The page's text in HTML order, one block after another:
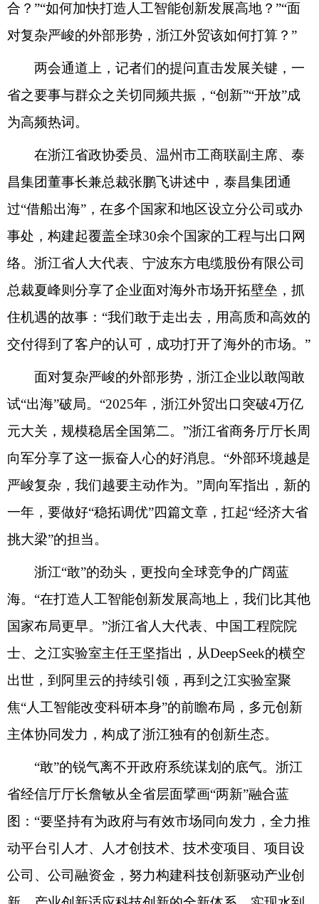
合？ ”“如何加快打造人工智能创新发展高地 ？ ”“面
对复杂严峻的外部形势，浙江外贸该如何打算？ ”
两会通道上，记者们的提问直击发展关键，一
省之要事与群众之关切同频共振， “创新”“开放”成
为高频热词。
在浙江省政协委员、温州市工商联副主席、泰
昌集团董事长兼总裁张鹏飞讲述中， 泰昌集团通
过“借船出海”，在多个国家和地区设立分公司或办
事处，构建起覆盖全球30余个国家的工程与出口网
络。 浙江省人大代表、宁波东方电缆股份有限公司
总裁夏峰则分享了企业面对海外市场开拓壁垒，抓
住机遇的故事： “我们敢于走出去， 用高质和高效的
交付得到了客户的认可 ，成功打开了海外的市场。 ”
面对复杂严峻的外部形势， 浙江企业以敢闯敢
试“出海”破局。“2025年，浙江外贸出口突破4万亿
元大关，规模稳居全国第二。”浙江省商务厅厅长周
向军分享了这一振奋人心的好消息。“外部环境越是
严峻复杂，我们越要主动作为。 ”周向军指出，新的
一年，要做好“稳拓调优”四篇文章 ， 扛起“经济大省
挑大梁”的担当。
浙江“敢”的劲头 ，更投向全球竞争的广阔蓝
海。 “在打造人工智能创新发展高地 上，我们比其他
国家布局更早。 ”浙江省人大代表、中国工程院院
士、之江实验室主任王坚指出 ， 从DeepSeek的横空
出世，到阿里云的持续引领，再到之江实验室聚
焦“人工智能改变科研本身”的前瞻布局，多元创新
主体协同发力，构成了浙江独有的创新生态。
“敢”的锐气离不开政府系统谋划的底气。 浙江
省经信厅厅长詹敏从全省层面擘画“两新”融合蓝
图 ： “要坚持有为政府与有效市场同向发力，全力推
动平台引人才、人才创技术、技术变项目、项目设
公司、公司融资金，努力构建科技创新驱动产业创